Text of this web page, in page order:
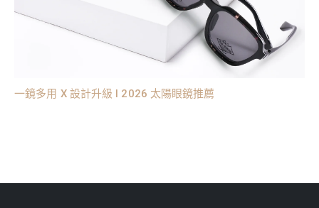
一鏡多用 X 設計升級 l 2026 太陽眼鏡推薦